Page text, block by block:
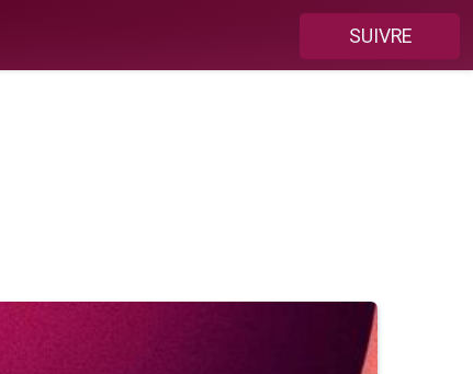
SUIVRE